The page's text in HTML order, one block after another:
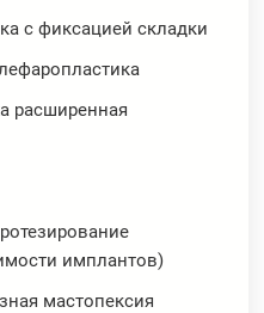
с фиксацией складки
расширенная
имплантов)
мастопексия